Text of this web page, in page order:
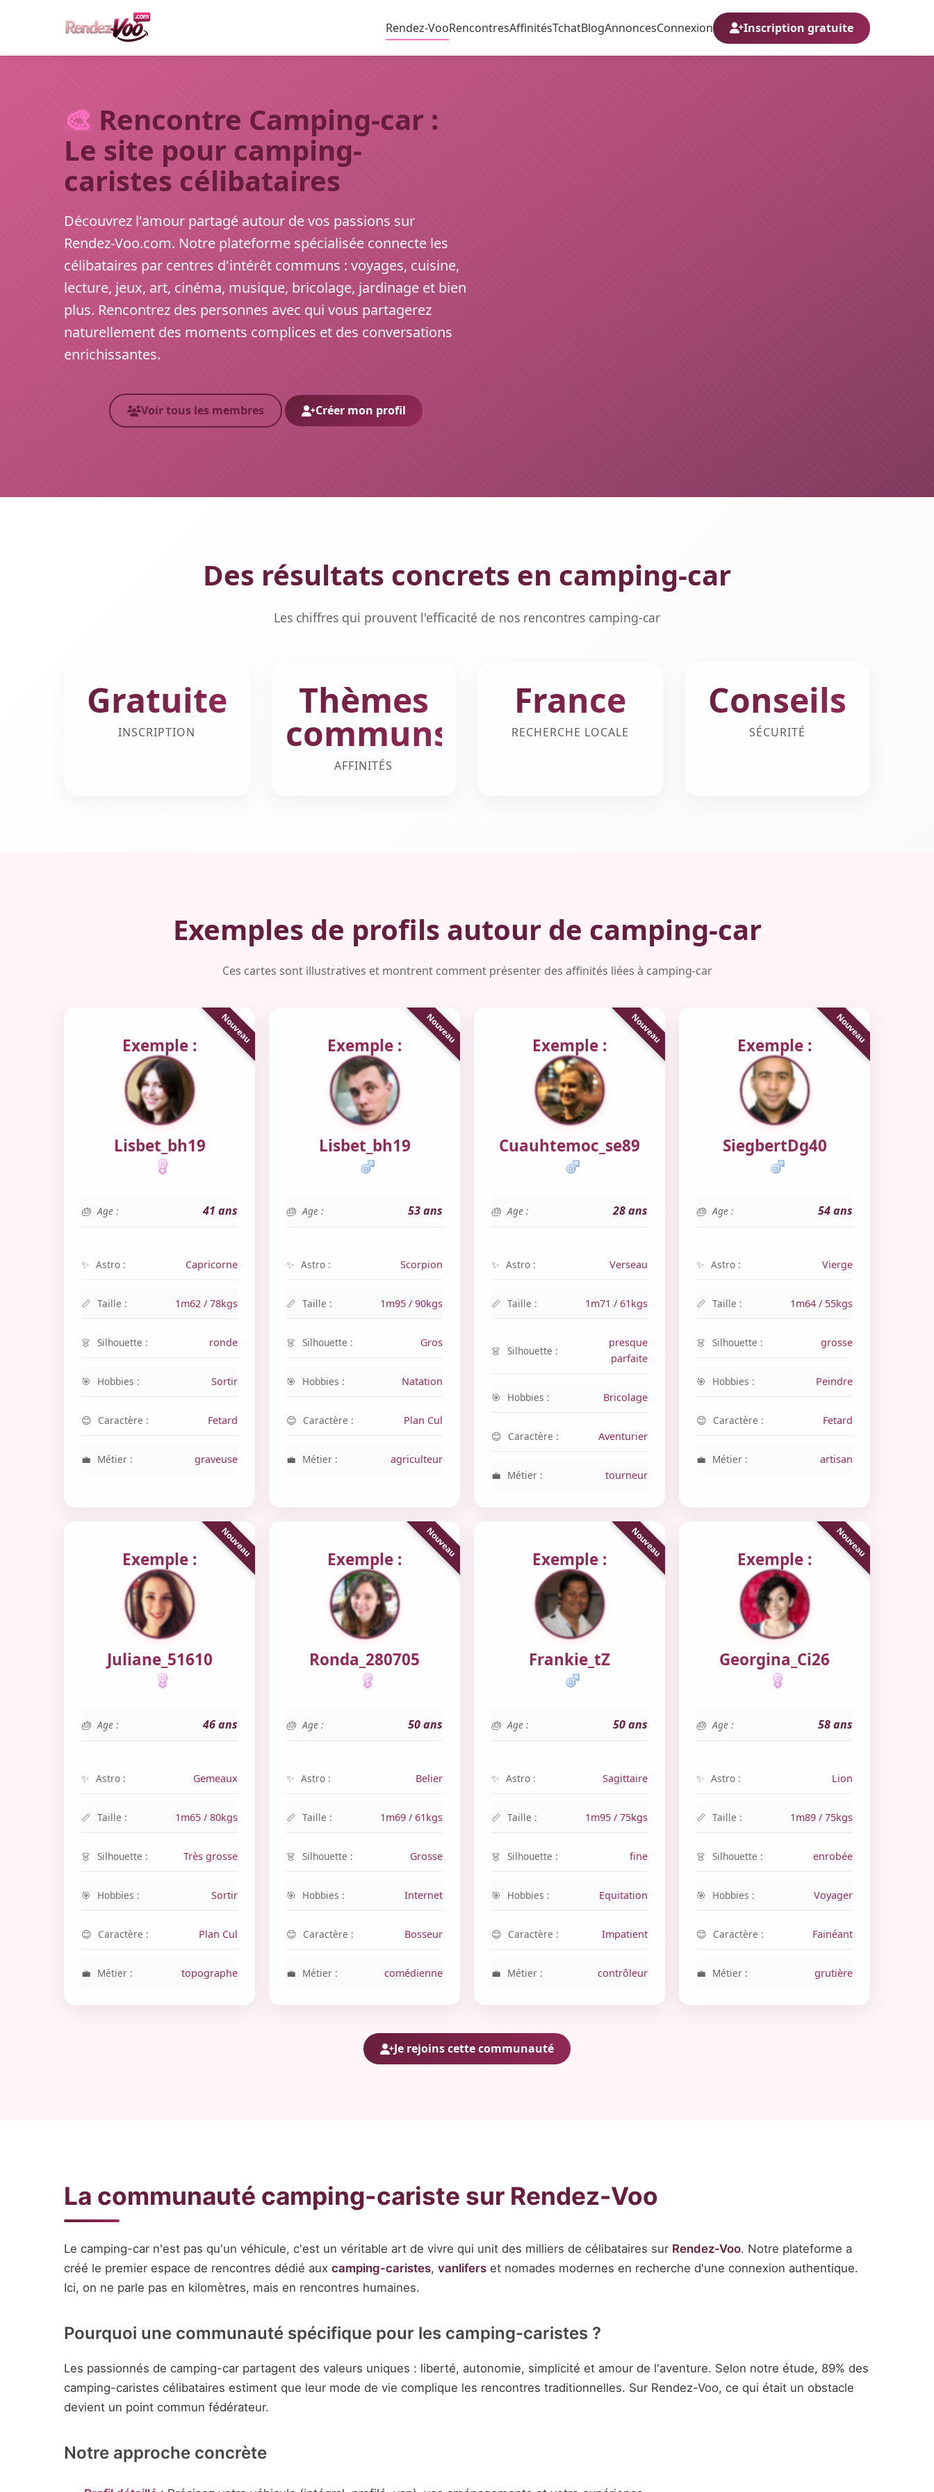
Rendez-VooRencontresAffinitésTchatBlogAnnoncesConnexion Inscription gratuite
🎨 Rencontre Camping-car :
Le site pour camping-
caristes célibataires
Découvrez l'amour partagé autour de vos passions sur
Rendez-Voo.com. Notre plateforme spécialisée connecte les
célibataires par centres d'intérêt communs : voyages, cuisine,
lecture, jeux, art, cinéma, musique, bricolage, jardinage et bien
plus. Rencontrez des personnes avec qui vous partagerez
naturellement des moments complices et des conversations
enrichissantes.
Voir tous les membres Créer mon profil
Des résultats concrets en camping-car
Les chiffres qui prouvent l'efficacité de nos rencontres camping-car
Gratuite
INSCRIPTION
Thèmes
communs
AFFINITÉS
France
RECHERCHE LOCALE
Conseils
SÉCURITÉ
Exemples de profils autour de camping-car
Ces cartes sont illustratives et montrent comment présenter des affinités liées à camping-car
Exemple :
Lisbet_bh19
Age : 41 ans
Astro : Capricorne
Taille : 1m62 / 78kgs
Silhouette : ronde
Hobbies : Sortir
Caractère : Fetard
Métier : graveuse
Exemple :
Lisbet_bh19
Age : 53 ans
Astro : Scorpion
Taille : 1m95 / 90kgs
Silhouette : Gros
Hobbies : Natation
Caractère : Plan Cul
Métier : agriculteur
Exemple :
Cuauhtemoc_se89
Age : 28 ans
Astro : Verseau
Taille : 1m71 / 61kgs
Silhouette :
presque
parfaite
Hobbies : Bricolage
Caractère : Aventurier
Métier : tourneur
Exemple :
SiegbertDg40
Age : 54 ans
Astro : Vierge
Taille : 1m64 / 55kgs
Silhouette : grosse
Hobbies : Peindre
Caractère : Fetard
Métier : artisan
Exemple :
Juliane_51610
Age : 46 ans
Astro : Gemeaux
Taille : 1m65 / 80kgs
Silhouette : Très grosse
Hobbies : Sortir
Caractère : Plan Cul
Métier : topographe
Exemple :
Ronda_280705
Age : 50 ans
Astro : Belier
Taille : 1m69 / 61kgs
Silhouette : Grosse
Hobbies : Internet
Caractère : Bosseur
Métier : comédienne
Exemple :
Frankie_tZ
Age : 50 ans
Astro : Sagittaire
Taille : 1m95 / 75kgs
Silhouette : fine
Hobbies : Equitation
Caractère : Impatient
Métier : contrôleur
Exemple :
Georgina_Ci26
Age : 58 ans
Astro : Lion
Taille : 1m89 / 75kgs
Silhouette : enrobée
Hobbies : Voyager
Caractère : Fainéant
Métier : grutière
Je rejoins cette communauté
La communauté camping-cariste sur Rendez-Voo
Le camping-car n'est pas qu'un véhicule, c'est un véritable art de vivre qui unit des milliers de célibataires sur Rendez-Voo. Notre plateforme a
créé le premier espace de rencontres dédié aux camping-caristes, vanlifers et nomades modernes en recherche d'une connexion authentique.
Ici, on ne parle pas en kilomètres, mais en rencontres humaines.
Pourquoi une communauté spécifique pour les camping-caristes ?
Les passionnés de camping-car partagent des valeurs uniques : liberté, autonomie, simplicité et amour de l'aventure. Selon notre étude, 89% des
camping-caristes célibataires estiment que leur mode de vie complique les rencontres traditionnelles. Sur Rendez-Voo, ce qui était un obstacle
devient un point commun fédérateur.
Notre approche concrète